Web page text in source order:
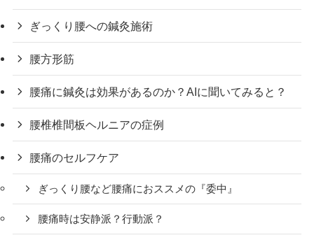
ぎっくり腰への鍼灸施術
腰方形筋
腰痛に鍼灸は効果があるのか？AIに聞いてみると？
腰椎椎間板ヘルニアの症例
腰痛のセルフケア
ぎっくり腰など腰痛におススメの『委中』
腰痛時は安静派？行動派？